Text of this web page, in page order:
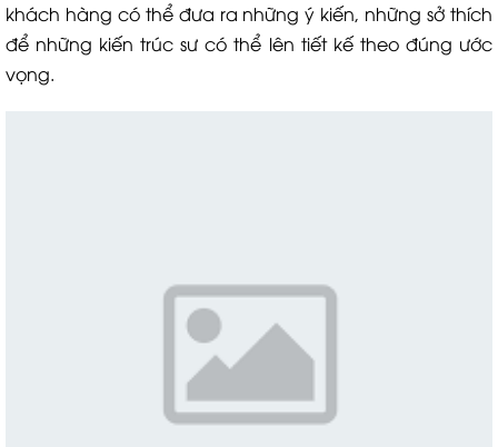
khách hàng có thể đưa ra những ý kiến, những sở thích
để những kiến trúc sư có thể lên tiết kế theo đúng ước
vọng.